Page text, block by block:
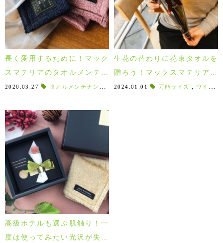
長く愛用するために！マック
スマテリアのタオルメンテナ
ンスについて♪
2020.03.27 タオルメンテナンス タオルの復活方法,ハイブリッド,
生花の替わりに花束タオルを
贈ろう！マックスマテリアの
花束タオル
2024.01.01 万能サイズ ワイドバス
高級ホテルも選ぶ肌触り！一
度は使ってみたい光沢が失わ